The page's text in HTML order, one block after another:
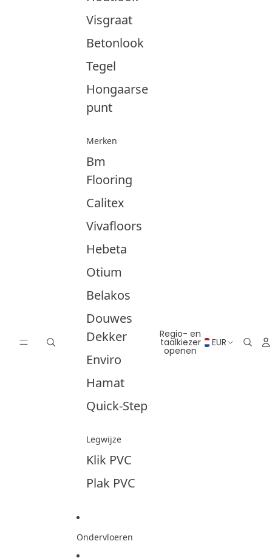
Visgraat
Betonlook
Tegel
Hongaarse
punt
Merken
Bm
Flooring
Calitex
Vivafloors
Hebeta
Otium
Belakos
Douwes
Dekker
Enviro
Hamat
Quick-Step
Legwijze
Klik PVC
Plak PVC
Ondervloeren
Regio- en
taalkiezer
openen
EUR